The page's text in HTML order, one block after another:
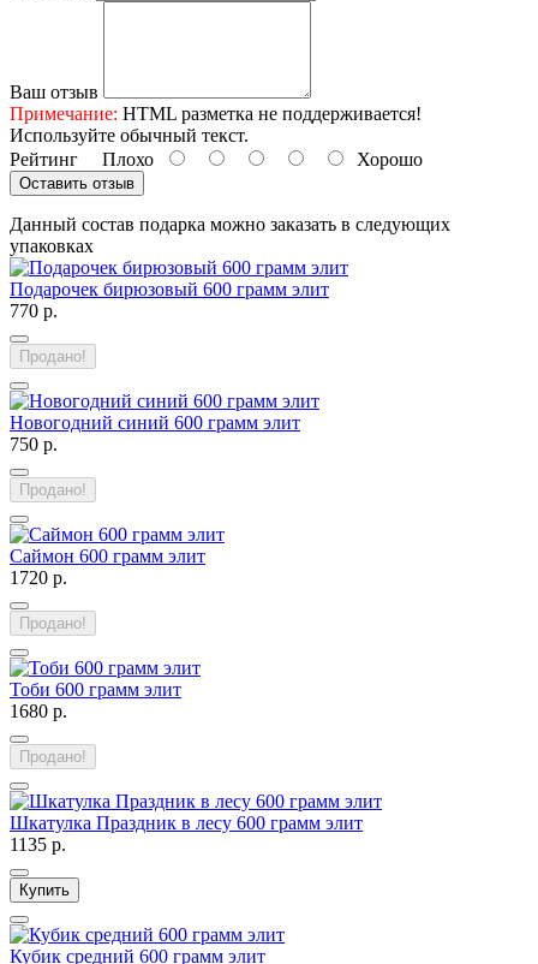
Ваш отзыв
Примечание: HTML разметка не поддерживается!
Используйте обычный текст.
Рейтинг Плохо Хорошо
Оставить отзыв
Данный состав подарка можно заказать в следующих
упаковках
Подарочек бирюзовый 600 грамм элит
770 р.
Продано!
Новогодний синий 600 грамм элит
750 р.
Продано!
Саймон 600 грамм элит
1720 р.
Продано!
Тоби 600 грамм элит
1680 р.
Продано!
Шкатулка Праздник в лесу 600 грамм элит
1135 р.
Купить
Кубик средний 600 грамм элит